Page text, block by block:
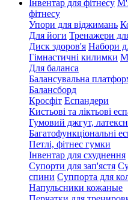
Інвентар для фітнесу
фітнесу
Упори для віджимань
Для йоги Тренажери
Диск здоров'я Набори
Гімнастичні килимки
Для баланса
Балансувальна
Балансборд
Кросфіт Еспандери
Кистьові та ліктьові
Гумовий джгут,
Багатофункціональні
Петлі, фітнес гумки
Інвентар для схуднення
Супорти для зап'ястя
спини Суппорта для
Напульсники кожаные